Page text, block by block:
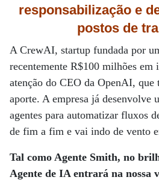
responsabilização e
postos de
A CrewAI, startup fundada por
recentemente R$100 milhões em
atenção do CEO da OpenAI,
aporte. A empresa já desenvolve
agentes para automatizar fluxos
de fim a fim e vai indo de vento
Tal como Agente Smith, no
Agente de IA entrará na nossa